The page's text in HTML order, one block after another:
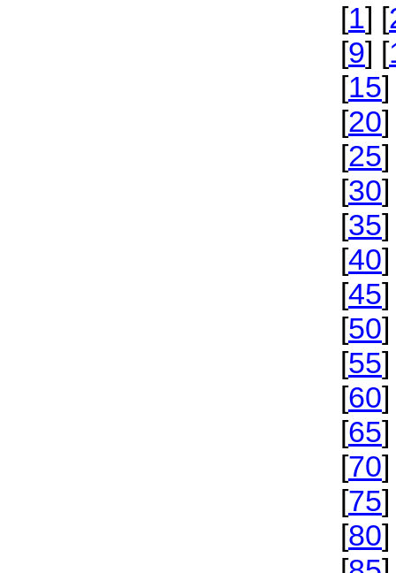
[1] [
[9] [
[15]
[20]
[25]
[30]
[35]
[40]
[45]
[50]
[55]
[60]
[65]
[70]
[75]
[80]